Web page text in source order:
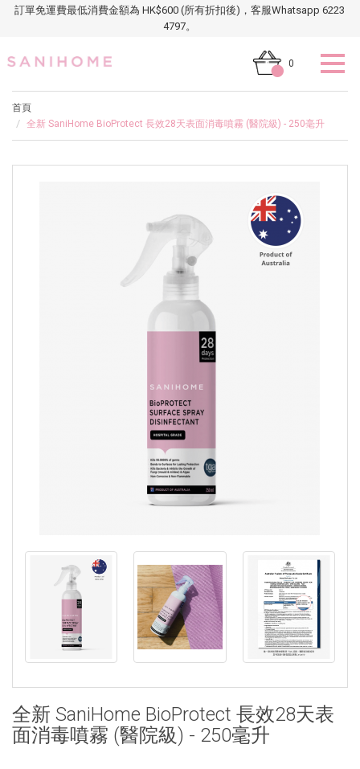
訂單免運費最低消費金額為 HK$600 (所有折扣後)，客服Whatsapp 6223
4797。
0
首頁
全新 SaniHome BioProtect 長效28天表面消毒噴霧 (醫院級) - 250毫升
全新 SaniHome BioProtect 長效28天表
面消毒噴霧 (醫院級) - 250毫升